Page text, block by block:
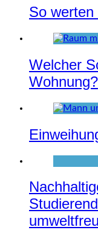
So
Welcher
Wohnung?